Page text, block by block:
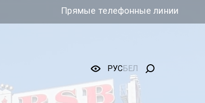
Прямые телефонные линии
РУСБЕЛ